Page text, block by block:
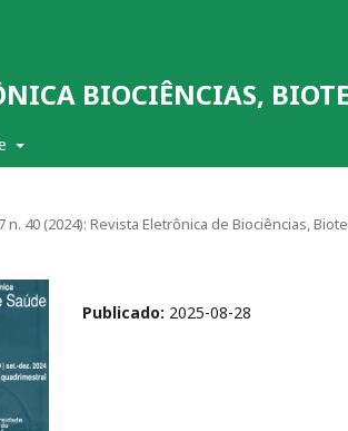
BIOCIÊNCIAS,
n. 40 (2024): Revista Eletrônica de Biociências,
Publicado: 2025-08-28